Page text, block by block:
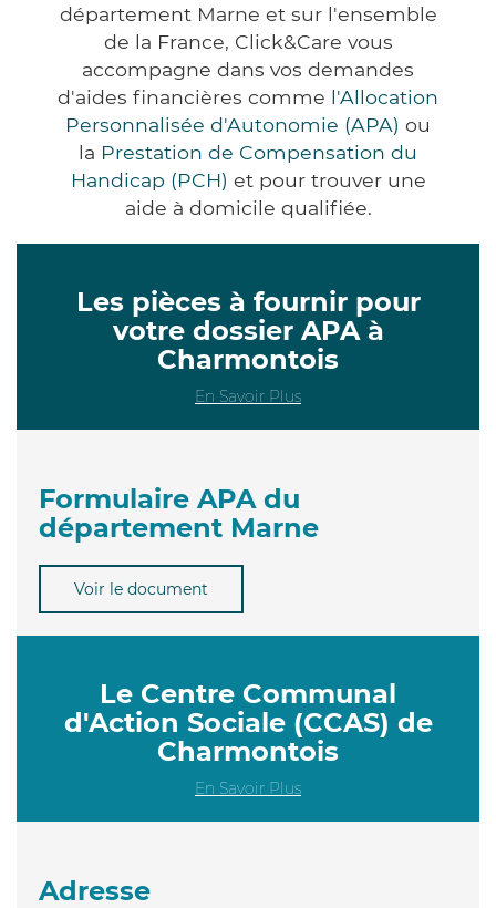
département Marne et sur l'ensemble
de la France, Click&Care vous
accompagne dans vos demandes
d'aides financières comme l'Allocation
Personnalisée d'Autonomie (APA) ou
la Prestation de Compensation du
Handicap (PCH) et pour trouver une
aide à domicile qualifiée.
Les pièces à fournir pour
votre dossier APA à
Charmontois
En Savoir Plus
Formulaire APA du
département Marne
Voir le document
Le Centre Communal
d'Action Sociale (CCAS) de
Charmontois
En Savoir Plus
Adresse